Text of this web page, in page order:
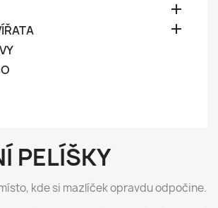


PELÍŠKY
místo, kde si mazlíček opravdu odpočine.